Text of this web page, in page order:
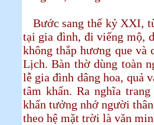
Bước sang thế kỷ XXI,
tại gia đình, đi viếng mộ,
không thắp hương que
Lịch. Bàn thờ dùng toàn
lễ gia đình dâng hoa, quả
tâm khấn. Ra nghĩa
khấn tưởng nhớ người
theo hệ mặt trời là văn